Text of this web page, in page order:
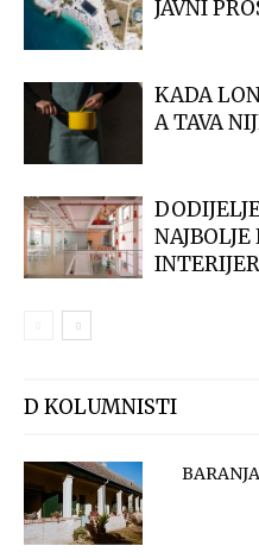
JAVNI
KADA
A TAVA
D KOLUMNISTI